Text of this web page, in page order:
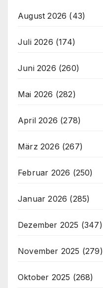
August 2026 (43)
Juli 2026 (174)
Juni 2026 (260)
Mai 2026 (282)
April 2026 (278)
März 2026 (267)
Februar 2026 (250)
Januar 2026 (285)
Dezember 2025 (347)
November 2025 (279)
Oktober 2025 (268)